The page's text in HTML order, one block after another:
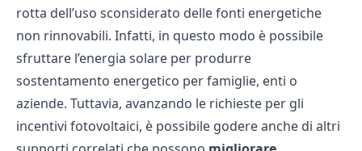
rotta dell’uso sconsiderato delle fonti energetiche
non rinnovabili. Infatti, in questo modo è possibile
sfruttare l’energia solare per produrre
sostentamento energetico per famiglie, enti o
aziende. Tuttavia, avanzando le richieste per gli
incentivi fotovoltaici, è possibile godere anche di altri